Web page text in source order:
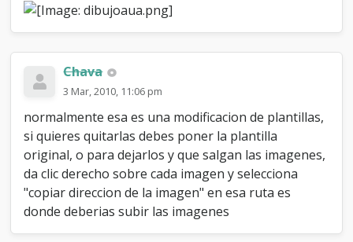
Chava
3 Mar, 2010, 11:06 pm
normalmente esa es una modificacion de plantillas,
si quieres quitarlas debes poner la plantilla
original, o para dejarlos y que salgan las imagenes,
da clic derecho sobre cada imagen y selecciona
"copiar direccion de la imagen" en esa ruta es
donde deberias subir las imagenes